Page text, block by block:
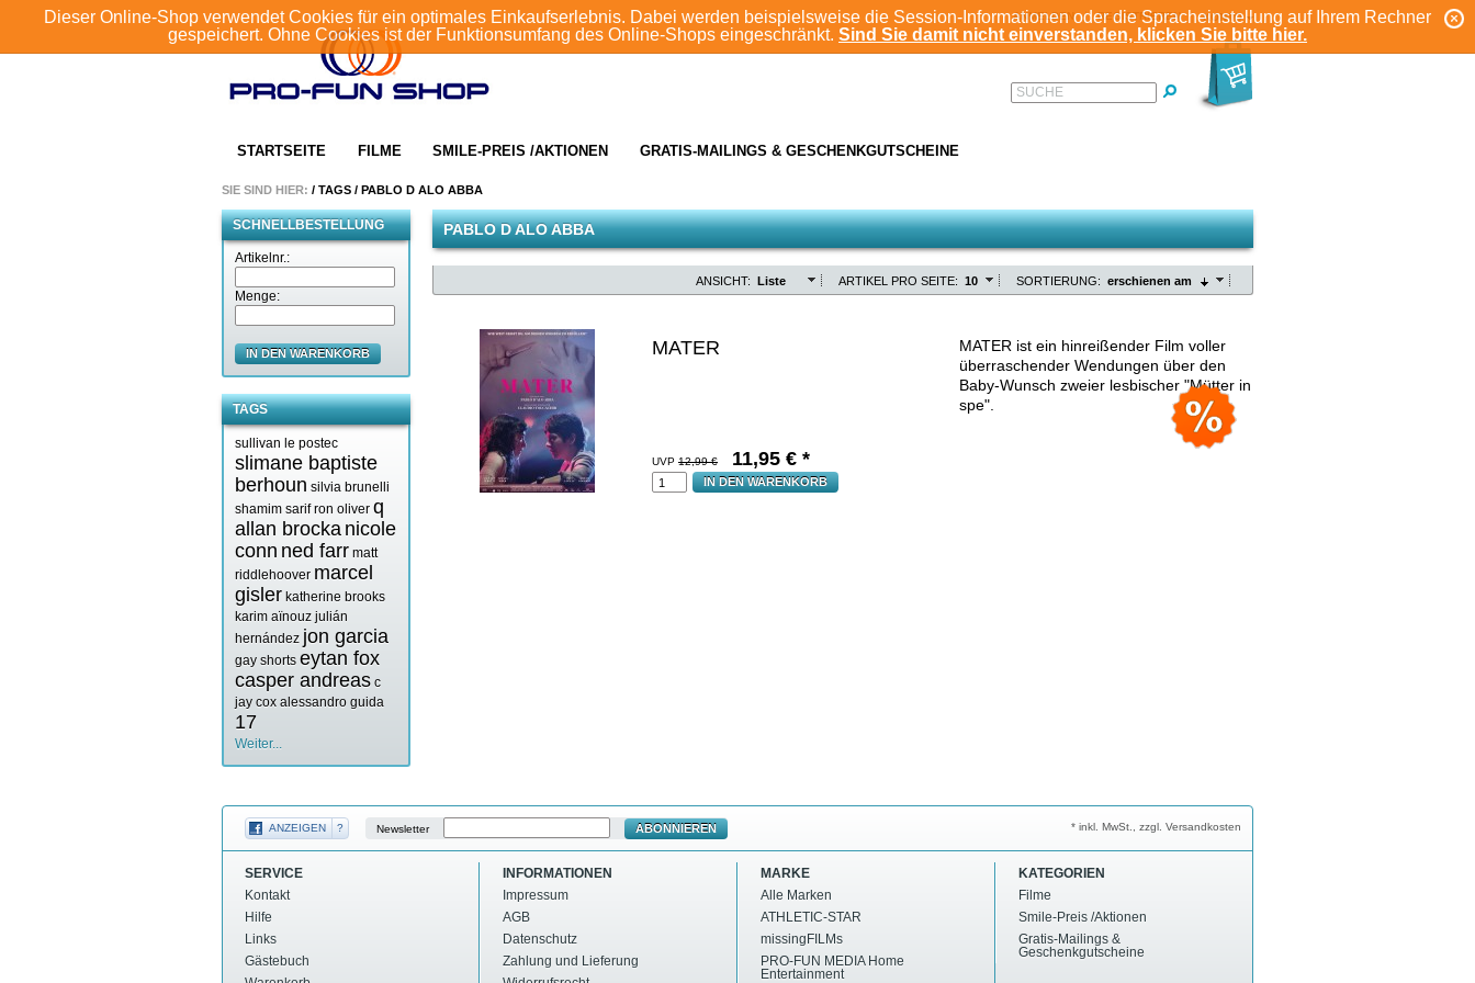
Dieser Online-Shop verwendet Cookies für ein optimales Einkaufserlebnis. Dabei werden beispielsweise die Session-Informationen oder die Spracheinstellung auf Ihrem Rechner
gespeichert. Ohne Cookies ist der Funktionsumfang des Online-Shops eingeschränkt. Sind Sie damit nicht einverstanden, klicken Sie bitte hier.
KONTO
ANMELDEN REGISTRIEREN
STARTSEITE FILME SMILE-PREIS /AKTIONEN GRATIS-MAILINGS & GESCHENKGUTSCHEINE
SUCHE
SIE SIND HIER: / TAGS / PABLO D ALO ABBA
SCHNELLBESTELLUNG
Artikelnr.:
Menge:
IN DEN WARENKORB
TAGS
sullivan le postec
slimane baptiste
berhoun silvia brunelli
shamim sarif ron oliver q
allan brocka nicole
conn ned farr matt
riddlehoover marcel
gisler katherine brooks
karim aïnouz julián
hernández jon garcia
gay shorts eytan fox
casper andreas c
jay cox alessandro guida
17
Weiter...
PABLO D ALO ABBA
SORTIERUNG: erschienen am
ARTIKEL PRO SEITE: 10
ANSICHT: Liste
MATER
MATER ist ein hinreißender Film voller
überraschender Wendungen über den
Baby-Wunsch zweier lesbischer "Mütter in
spe".
UVP 12,99 € 11,95 € *
IN DEN WARENKORB
ANZEIGEN ? Newsletter ABONNIEREN * inkl. MwSt., zzgl. Versandkosten
SERVICE
Kontakt
Hilfe
Links
Gästebuch
INFORMATIONEN
Impressum
AGB
Datenschutz
Zahlung und Lieferung
MARKE
Alle Marken
ATHLETIC-STAR
missingFILMs
PRO-FUN MEDIA Home
Entertainment
KATEGORIEN
Filme
Smile-Preis /Aktionen
Gratis-Mailings &
Geschenkgutscheine